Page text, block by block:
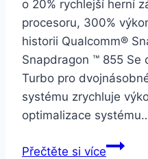
o 20% rychlejší herní
procesoru, 300%
historii Qualcomm®
Snapdragon ™ 855 Se
Turbo pro
systému zrychluje
optimalizace
Přečtěte si víceXiaomi